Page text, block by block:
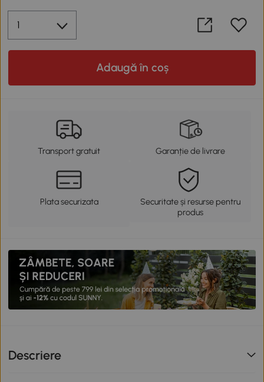
Adaugă în coș
Transport gratuit Garanție de livrare
Plata securizata
Securitate și resurse pentru
produs
Descriere